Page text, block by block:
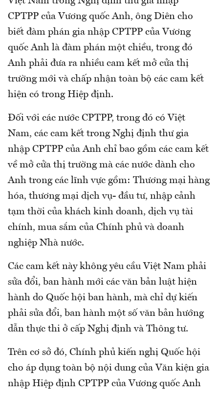
CPTPP của Vương quốc Anh, ông Diên cho
biết đàm phán gia nhập CPTPP của Vương
quốc Anh là đàm phán một chiều, trong đó
Anh phải đưa ra nhiều cam kết mở cửa thị
trường mới và chấp nhận toàn bộ các cam kết
hiện có trong Hiệp định.
Đối với các nước CPTPP, trong đó có Việt
Nam, các cam kết trong Nghị định thư gia
nhập CPTPP của Anh chỉ bao gồm các cam kết
về mở cửa thị trường mà các nước dành cho
Anh trong các lĩnh vực gồm: Thương mại hàng
hóa, thương mại dịch vụ- đầu tư, nhập cảnh
tạm thời của khách kinh doanh, dịch vụ tài
chính, mua sắm của Chính phủ và doanh
nghiệp Nhà nước.
Các cam kết này không yêu cầu Việt Nam phải
sửa đổi, ban hành mới các văn bản luật hiện
hành do Quốc hội ban hành, mà chỉ dự kiến
phải sửa đổi, ban hành một số văn bản hướng
dẫn thực thi ở cấp Nghị định và Thông tư.
Trên cơ sở đó, Chính phủ kiến nghị Quốc hội
cho áp dụng toàn bộ nội dung của Văn kiện gia
nhập Hiệp định CPTPP của Vương quốc Anh